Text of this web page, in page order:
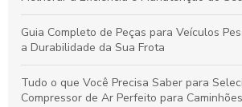
Guia Completo de Peças para Veículos
a Durabilidade da Sua Frota
Tudo o que Você Precisa Saber para
Compressor de Ar Perfeito para Caminhões